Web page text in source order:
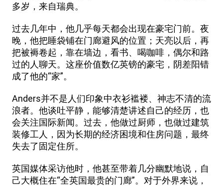
多岁，来自瑞典。
过去几年中，他几乎每天都会出现在豪宅门前。夜
晚，他把睡袋铺在门廊避风的位置；天亮以后，再
把被褥卷起，靠在墙边，看书、喝咖啡，偶尔和路
过的人聊天。这座价值数亿英镑的豪宅，阴差阳错
成了他的“家”。
Anders并不是人们印象中衣衫褴褛、神志不清的流
浪者。他谈吐平静，能够清楚讲述自己的经历，也
会关注国际新闻。过去，他做过厨师，也做过建筑
装修工人，因为长期的经济困境和住房问题，最终
失去了固定住所。
英国媒体采访他时，他甚至带着几分幽默地说，自
己大概住在“全英国最贵的门廊”。对于外界来说，